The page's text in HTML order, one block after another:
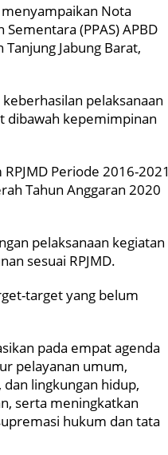
menyampaikan Nota
(PPAS) APBD
Jabung Barat,
pelaksanaan
dibawah kepemimpinan
Periode 2016-2021
Tahun Anggaran 2020
pelaksanaan kegiatan
sesuai RPJMD.
target yang belum
pada empat agenda
pelayanan umum,
lingkungan hidup,
serta meningkatkan
hukum dan tata